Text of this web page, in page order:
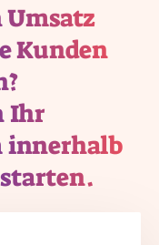
Kunden
Ihr
innerhalb